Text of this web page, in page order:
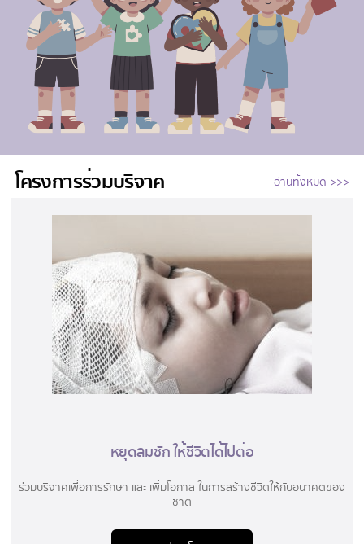
โครงการร่วมบริจาค อ่านทั้งหมด >>>
หยุดลมชัก ให้ชีวิตได้ไปต่อ​
ร่วมบริจาคเพื่อการรักษา และ เพิ่มโอกาส ในการสร้างชีวิตให้กับอนาคตของ
ชาติ